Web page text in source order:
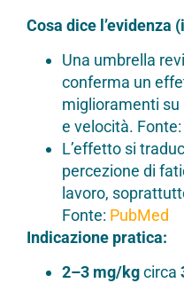
Cosa dice l’evidenza
Una umbrella
conferma un
miglioramenti su
e velocità. Fonte:
L’effetto si
percezione di
lavoro,
Fonte: PubMed
Indicazione pratica:
2–3 mg/kgcirca